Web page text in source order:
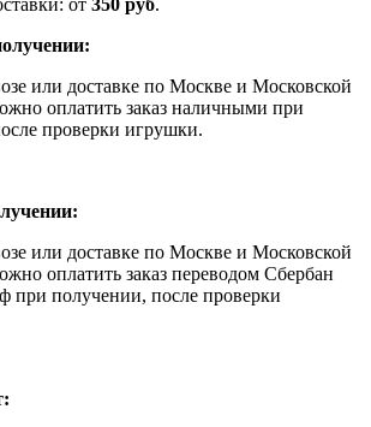
или доставке по Москве и Московской
оплатить заказ наличными при
проверки игрушки.
или доставке по Москве и Московской
оплатить заказ переводом Сбербан
при получении, после проверки